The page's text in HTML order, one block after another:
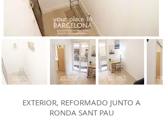
EXTERIOR, REFORMADO JUNTO A
RONDA SANT PAU